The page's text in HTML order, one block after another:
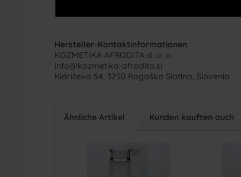
Hersteller-Kontaktinformationen
KOZMETIKA AFRODITA d. o. o.
info@kozmetika-afrodita.si
Kidričeva 54, 3250 Rogaška Slatina, Slovenia
Ähnliche Artikel Kunden kauften auch